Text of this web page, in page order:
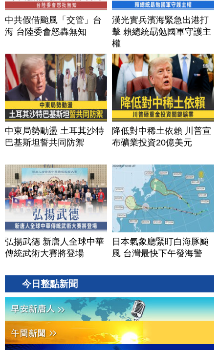
中共假借颱風「交管」台
海 台陸委會怒轟無知
漢光實兵濱海緊急出港打
擊 賴總統勗勉國軍守護主
權
中東局勢動盪 土耳其沙特
巴基斯坦誓共同防禦
降低對中稀土依賴 川普宣
布礦業投資20億美元
弘揚武德 新唐人全球中華
傳統武術大賽將登場
日本氣象廳緊盯白海豚颱
風 台灣最快下午發海警
今日整點新聞